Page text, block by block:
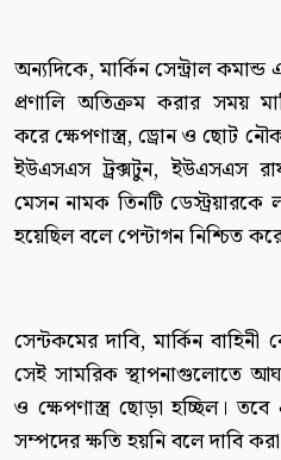
অন্যদিকে, মার্কিন সেন্ট্রাল
প্রণালি অতিক্রম করার সময়
করে ক্ষেপণাস্ত্র, ড্রোন ও ছোট
ইউএসএস ট্রক্সটুন, ইউএসএস
মেসন নামক তিনটি
হয়েছিল বলে পেন্টাগন নিশ্চিত
সেন্টকমের দাবি, মার্কিন বাহিনী
সেই সামরিক স্থাপনাগুলোতে
ও ক্ষেপণাস্ত্র ছোড়া হচ্ছিল।
সম্পদের ক্ষতি হয়নি বলে দাবি